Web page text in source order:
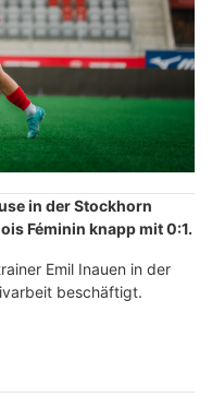
in der Stockhorn
Féminin knapp mit 0:1.
Emil Inauen in der
beschäftigt.